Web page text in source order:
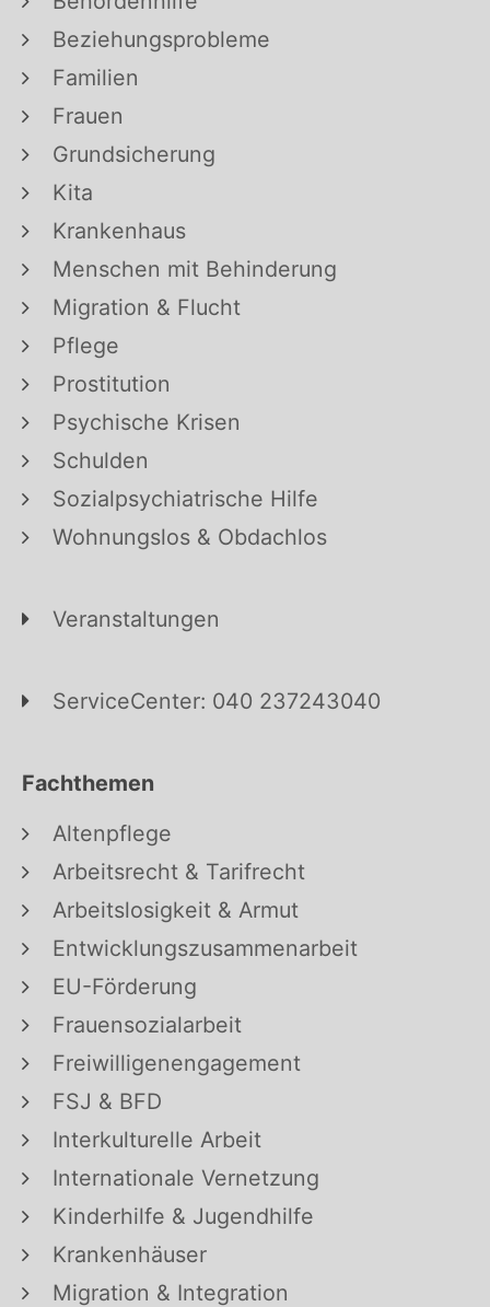
Beziehungsprobleme
Familien
Frauen
Grundsicherung
Kita
Krankenhaus
Menschen mit Behinderung
Migration & Flucht
Pflege
Prostitution
Psychische Krisen
Schulden
Sozialpsychiatrische Hilfe
Wohnungslos & Obdachlos
Veranstaltungen
ServiceCenter: 040 237243040
Fachthemen
Altenpflege
Arbeitsrecht & Tarifrecht
Arbeitslosigkeit & Armut
Entwicklungszusammenarbeit
EU-Förderung
Frauensozialarbeit
Freiwilligenengagement
FSJ & BFD
Interkulturelle Arbeit
Internationale Vernetzung
Kinderhilfe & Jugendhilfe
Krankenhäuser
Migration & Integration